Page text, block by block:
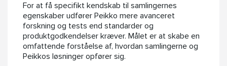
For at få specifikt kendskab til samlingernes
egenskaber udfører Peikko mere avanceret
forskning og tests end standarder og
produktgodkendelser kræver. Målet er at skabe en
omfattende forståelse af, hvordan samlingerne og
Peikkos løsninger opfører sig.